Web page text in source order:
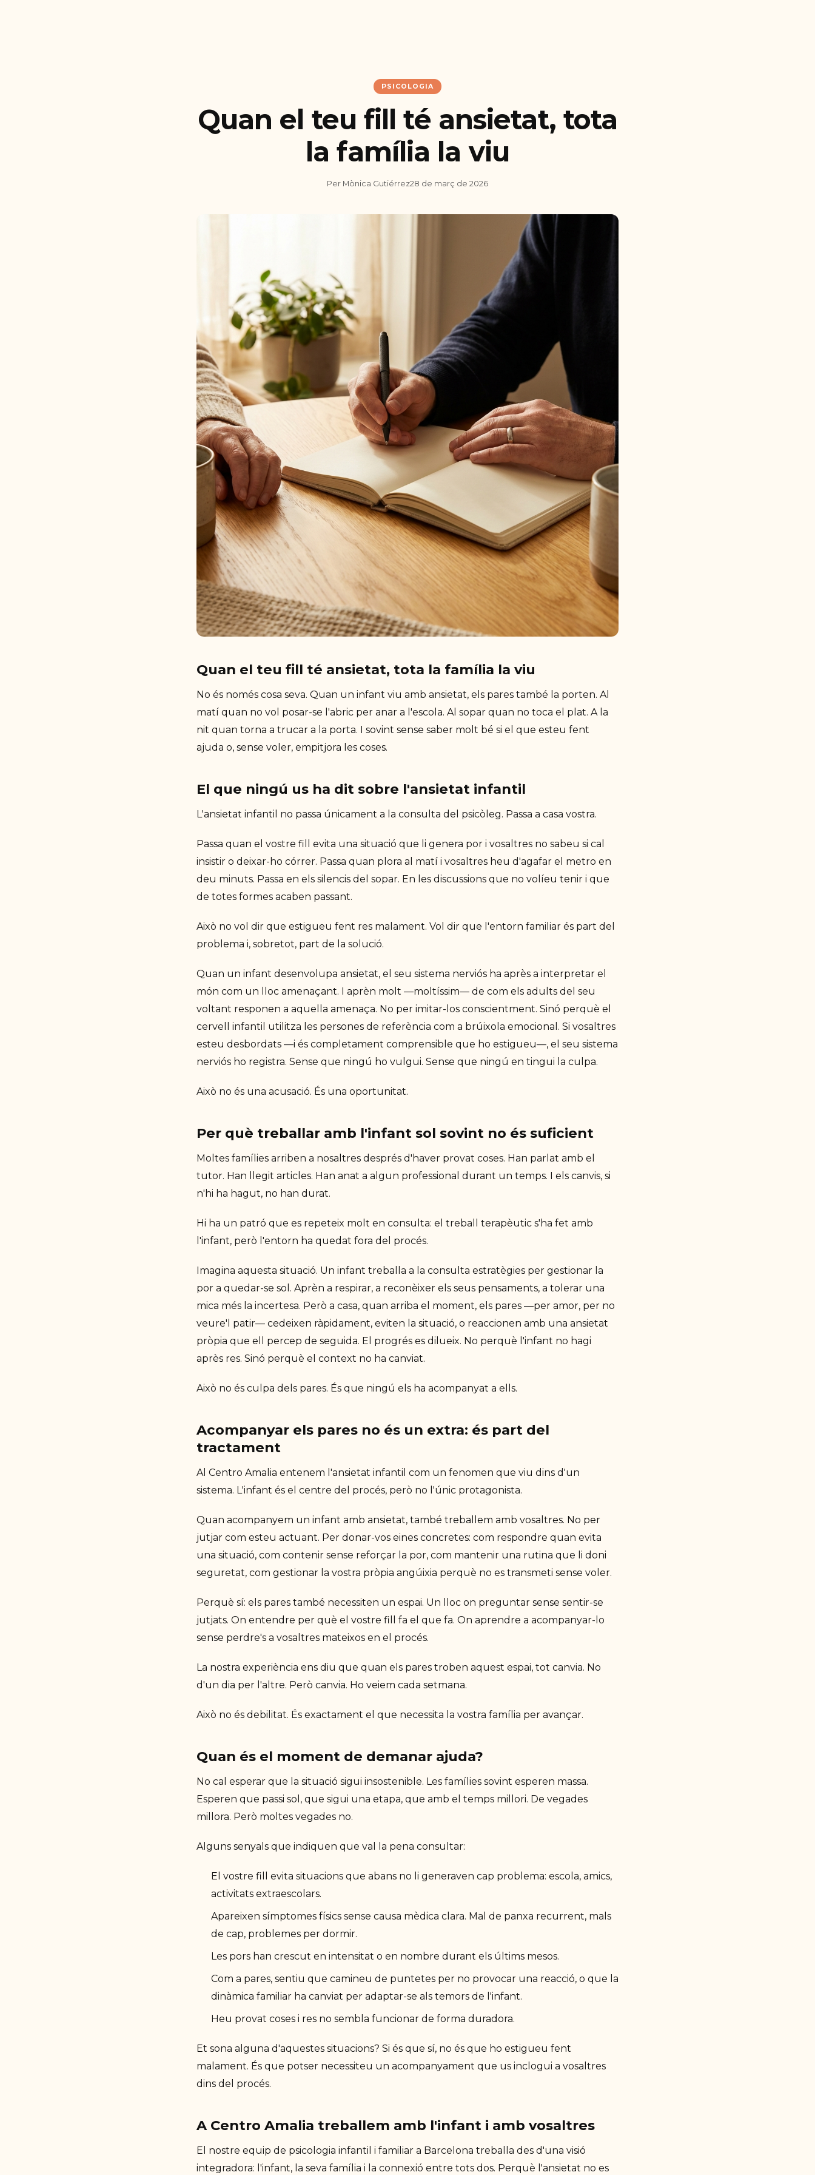
PSICOLOGIA
Quan el teu fill té ansietat, tota
la família la viu
Per Mònica Gutiérrez28 de març de 2026
Quan el teu fill té ansietat, tota la família la viu
No és només cosa seva. Quan un infant viu amb ansietat, els pares també la porten. Al
matí quan no vol posar-se l'abric per anar a l'escola. Al sopar quan no toca el plat. A la
nit quan torna a trucar a la porta. I sovint sense saber molt bé si el que esteu fent
ajuda o, sense voler, empitjora les coses.
El que ningú us ha dit sobre l'ansietat infantil
L'ansietat infantil no passa únicament a la consulta del psicòleg. Passa a casa vostra.
Passa quan el vostre fill evita una situació que li genera por i vosaltres no sabeu si cal
insistir o deixar-ho córrer. Passa quan plora al matí i vosaltres heu d'agafar el metro en
deu minuts. Passa en els silencis del sopar. En les discussions que no volíeu tenir i que
de totes formes acaben passant.
Això no vol dir que estigueu fent res malament. Vol dir que l'entorn familiar és part del
problema i, sobretot, part de la solució.
Quan un infant desenvolupa ansietat, el seu sistema nerviós ha après a interpretar el
món com un lloc amenaçant. I aprèn molt —moltíssim— de com els adults del seu
voltant responen a aquella amenaça. No per imitar-los conscientment. Sinó perquè el
cervell infantil utilitza les persones de referència com a brúixola emocional. Si vosaltres
esteu desbordats —i és completament comprensible que ho estigueu—, el seu sistema
nerviós ho registra. Sense que ningú ho vulgui. Sense que ningú en tingui la culpa.
Això no és una acusació. És una oportunitat.
Per què treballar amb l'infant sol sovint no és suficient
Moltes famílies arriben a nosaltres després d'haver provat coses. Han parlat amb el
tutor. Han llegit articles. Han anat a algun professional durant un temps. I els canvis, si
n'hi ha hagut, no han durat.
Hi ha un patró que es repeteix molt en consulta: el treball terapèutic s'ha fet amb
l'infant, però l'entorn ha quedat fora del procés.
Imagina aquesta situació. Un infant treballa a la consulta estratègies per gestionar la
por a quedar-se sol. Aprèn a respirar, a reconèixer els seus pensaments, a tolerar una
mica més la incertesa. Però a casa, quan arriba el moment, els pares —per amor, per no
veure'l patir— cedeixen ràpidament, eviten la situació, o reaccionen amb una ansietat
pròpia que ell percep de seguida. El progrés es dilueix. No perquè l'infant no hagi
après res. Sinó perquè el context no ha canviat.
Això no és culpa dels pares. És que ningú els ha acompanyat a ells.
Acompanyar els pares no és un extra: és part del
tractament
Al Centro Amalia entenem l'ansietat infantil com un fenomen que viu dins d'un
sistema. L'infant és el centre del procés, però no l'únic protagonista.
Quan acompanyem un infant amb ansietat, també treballem amb vosaltres. No per
jutjar com esteu actuant. Per donar-vos eines concretes: com respondre quan evita
una situació, com contenir sense reforçar la por, com mantenir una rutina que li doni
seguretat, com gestionar la vostra pròpia angúixia perquè no es transmeti sense voler.
Perquè sí: els pares també necessiten un espai. Un lloc on preguntar sense sentir-se
jutjats. On entendre per què el vostre fill fa el que fa. On aprendre a acompanyar-lo
sense perdre's a vosaltres mateixos en el procés.
La nostra experiència ens diu que quan els pares troben aquest espai, tot canvia. No
d'un dia per l'altre. Però canvia. Ho veiem cada setmana.
Això no és debilitat. És exactament el que necessita la vostra família per avançar.
Quan és el moment de demanar ajuda?
No cal esperar que la situació sigui insostenible. Les famílies sovint esperen massa.
Esperen que passi sol, que sigui una etapa, que amb el temps millori. De vegades
millora. Però moltes vegades no.
Alguns senyals que indiquen que val la pena consultar:
El vostre fill evita situacions que abans no li generaven cap problema: escola, amics,
activitats extraescolars.
Apareixen símptomes físics sense causa mèdica clara. Mal de panxa recurrent, mals
de cap, problemes per dormir.
Les pors han crescut en intensitat o en nombre durant els últims mesos.
Com a pares, sentiu que camineu de puntetes per no provocar una reacció, o que la
dinàmica familiar ha canviat per adaptar-se als temors de l'infant.
Heu provat coses i res no sembla funcionar de forma duradora.
Et sona alguna d'aquestes situacions? Si és que sí, no és que ho estigueu fent
malament. És que potser necessiteu un acompanyament que us inclogui a vosaltres
dins del procés.
A Centro Amalia treballem amb l'infant i amb vosaltres
El nostre equip de psicologia infantil i familiar a Barcelona treballa des d'una visió
integradora: l'infant, la seva família i la connexió entre tots dos. Perquè l'ansietat no es